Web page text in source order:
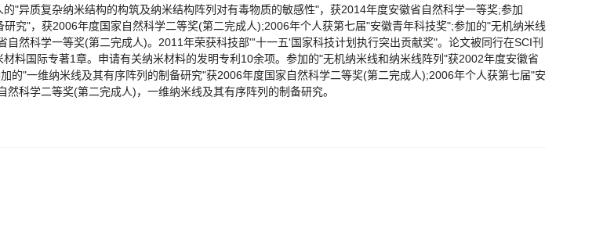
"异质复杂纳米结构的构筑及纳米结构阵列对有毒物质的敏感性"，获2014年度安徽省自然科学一等奖;参加
究"，获2006年度国家自然科学二等奖(第二完成人);2006年个人获第七届"安徽青年科技奖";参加的"无机纳米线
自然科学一等奖(第二完成人)。2011年荣获科技部"'十一五'国家科技计划执行突出贡献奖"。论文被同行在SCI刊
料国际专著1章。申请有关纳米材料的发明专利10余项。参加的"无机纳米线和纳米线阵列"获2002年度安徽省
的"一维纳米线及其有序阵列的制备研究"获2006年度国家自然科学二等奖(第二完成人);2006年个人获第七届"安
科学二等奖(第二完成人)，一维纳米线及其有序阵列的制备研究。